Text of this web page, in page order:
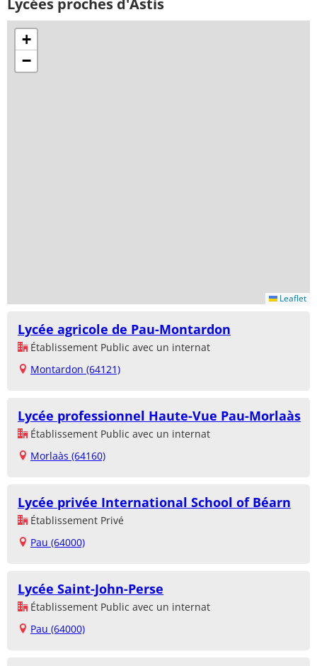
Lycées proches d'Astis
+
−
Leaflet
Lycée agricole de Pau-Montardon
Établissement Public avec un internat
Montardon (64121)
Lycée professionnel Haute-Vue Pau-Morlaàs
Établissement Public avec un internat
Morlaàs (64160)
Lycée privée International School of Béarn
Établissement Privé
Pau (64000)
Lycée Saint-John-Perse
Établissement Public avec un internat
Pau (64000)